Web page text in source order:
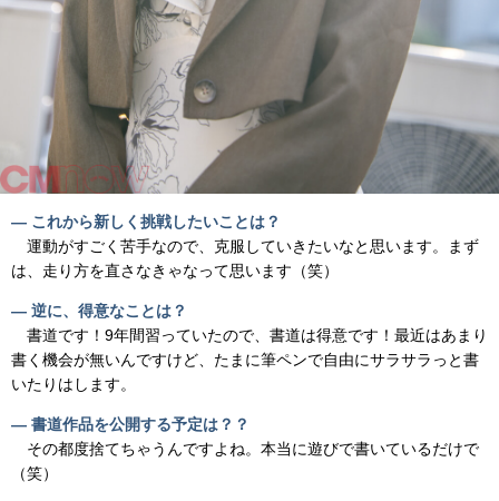
― これから新しく挑戦したいことは？
運動がすごく苦手なので、克服していきたいなと思います。まず
は、走り方を直さなきゃなって思います（笑）
― 逆に、得意なことは？
書道です！9年間習っていたので、書道は得意です！最近はあまり
書く機会が無いんですけど、たまに筆ペンで自由にサラサラっと書
いたりはします。
― 書道作品を公開する予定は？？
その都度捨てちゃうんですよね。本当に遊びで書いているだけで
（笑）